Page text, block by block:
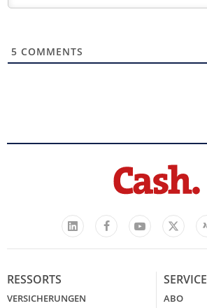
5 COMMENTS
LinkedIn
FacebookYouTube
X
RESSORTS
VERSICHERUNGEN
SERVICE
ABO